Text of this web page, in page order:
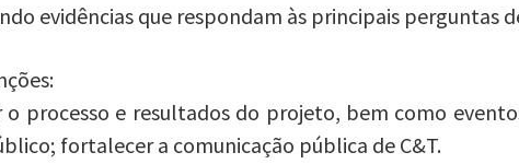
evidências que respondam às principais perguntas
o processo e resultados do projeto, bem como
fortalecer a comunicação pública de C&T.